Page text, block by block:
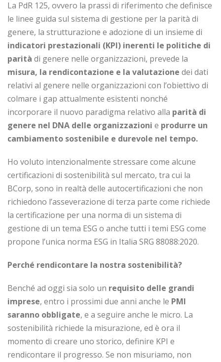
La PdR 125, ovvero la prassi di riferimento che definisce
le linee guida sul sistema di gestione per la parità di
genere, la strutturazione e adozione di un insieme di
indicatori prestazionali (KPI) inerenti le politiche di
parità di genere nelle organizzazioni, prevede la
misura, la rendicontazione e la valutazione dei dati
relativi al genere nelle organizzazioni con l’obiettivo di
colmare i gap attualmente esistenti nonché
incorporare il nuovo paradigma relativo alla parità di
genere nel DNA delle organizzazioni e produrre un
cambiamento sostenibile e durevole nel tempo.
Ho voluto intenzionalmente stressare come alcune
certificazioni di sostenibilità sul mercato, tra cui la
BCorp, sono in realtà delle autocertificazioni che non
richiedono l’asseverazione di terza parte come richiede
la certificazione per una norma di un sistema di
gestione di un tema ESG o anche tutti i temi ESG come
propone l’unica norma ESG in Italia SRG 88088:2020.
Perché rendicontare la nostra sostenibilità?
Benché ad oggi sia solo un requisito delle grandi
imprese, entro i prossimi due anni anche le PMI
saranno obbligate, e a seguire anche le micro. La
sostenibilità richiede la misurazione, ed è ora il
momento di creare uno storico, definire KPI e
rendicontare il progresso. Se non misuriamo, non